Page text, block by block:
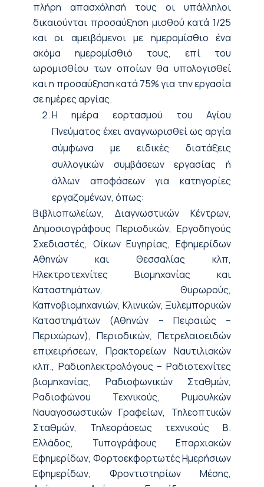
πλήρη απασχόλησή τους οι υπάλληλοι
δικαιούνται προσαύξηση μισθού κατά 1/25
και οι αμειβόμενοι με ημερομίσθιο ένα
ακόμα ημερομίσθιό τους, επί του
ωρομισθίου των οποίων θα υπολογισθεί
και η προσαύξηση κατά 75% για την εργασία
σε ημέρες αργίας.
Η ημέρα εορτασμού του Αγίου
Πνεύματος έχει αναγνωρισθεί ως αργία
σύμφωνα με ειδικές διατάξεις
συλλογικών συμβάσεων εργασίας ή
άλλων αποφάσεων για κατηγορίες
εργαζομένων, όπως:
Βιβλιοπωλείων, Διαγνωστικών Κέντρων,
Δημοσιογράφους Περιοδικών, Εργοδηγούς
Σχεδιαστές, Οίκων Ευγηρίας, Εφημερίδων
Αθηνών και Θεσσαλίας κλπ,
Ηλεκτροτεχνίτες Βιομηχανίας και
Καταστημάτων, Θυρωρούς,
Καπνοβιομηχανιών, Κλινικών, Ξυλεμπορικών
Καταστημάτων (Αθηνών – Πειραιώς –
Περιχώρων), Περιοδικών, Πετρελαιοειδών
επιχειρήσεων, Πρακτορείων Ναυτιλιακών
κλπ., Ραδιοηλεκτρολόγους – Ραδιοτεχνίτες
βιομηχανίας, Ραδιοφωνικών Σταθμών,
Ραδιοφώνου Τεχνικούς, Ρυμουλκών
Ναυαγοσωστικών Γραφείων, Τηλεοπτικών
Σταθμών, Τηλεοράσεως τεχνικούς Β.
Ελλάδος, Τυπογράφους Επαρχιακών
Εφημερίδων, Φορτοεκφορτωτές Ημερήσιων
Εφημερίδων, Φροντιστηρίων Μέσης,